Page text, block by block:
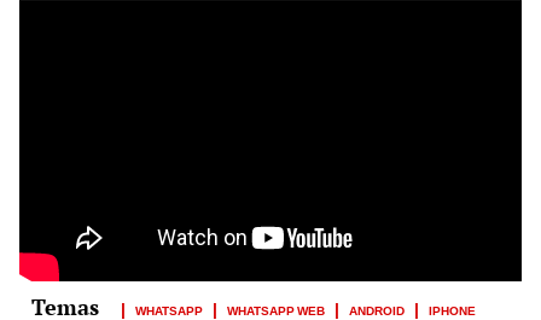
WHATSAPP WHATSAPP WEB ANDROID
IPHONE